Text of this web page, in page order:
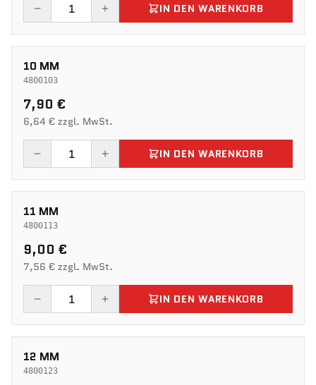
IN DEN WARENKORB
10 MM
4800103
7,90 €
6,64 € zzgl. MwSt.
IN DEN WARENKORB
11 MM
4800113
9,00 €
7,56 € zzgl. MwSt.
IN DEN WARENKORB
12 MM
4800123